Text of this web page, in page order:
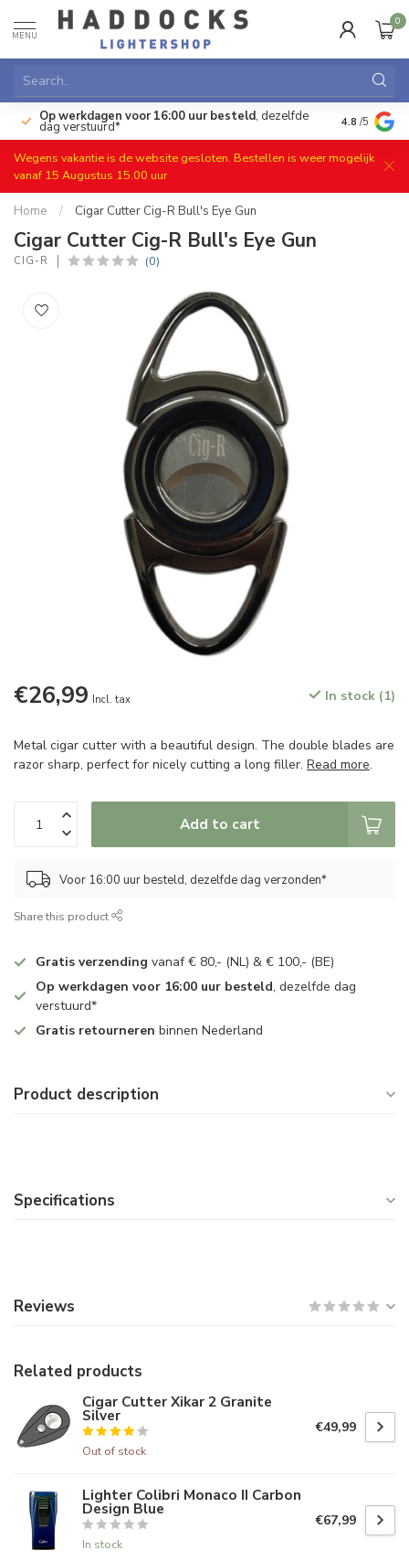
MENU
0
Op werkdagen voor 16:00 uur besteld, dezelfde
dag verstuurd* Gratis
4.8 /5
Wegens vakantie is de website gesloten. Bestellen is weer mogelijk
vanaf 15 Augustus 15.00 uur
Home / Cigar Cutter Cig-R Bull's Eye Gun
Cigar Cutter Cig-R Bull's Eye Gun
CIG-R (0)
€26,99 Incl. tax In stock (1)
Metal cigar cutter with a beautiful design. The double blades are
razor sharp, perfect for nicely cutting a long filler. Read more.
Add to cart
Voor 16:00 uur besteld, dezelfde dag verzonden*
Share this product
Gratis verzending vanaf € 80,- (NL) & € 100,- (BE)
Op werkdagen voor 16:00 uur besteld, dezelfde dag
verstuurd*
Gratis retourneren binnen Nederland
Product description
Specifications
Reviews
Related products
Cigar Cutter Xikar 2 Granite
Silver
Out of stock
€49,99
Lighter Colibri Monaco II Carbon
Design Blue
In stock
€67,99